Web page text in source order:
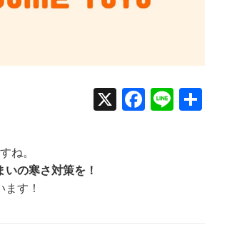
X Facebook
Line
ね。
いの寒さ対策を！
す！